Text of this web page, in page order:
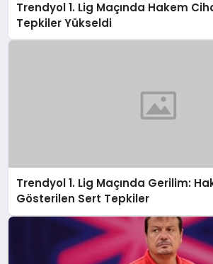
Trendyol 1. Lig Maçında Hakem
Tepkiler Yükseldi
Trendyol 1. Lig Maçında Gerilim:
Gösterilen Sert Tepkiler